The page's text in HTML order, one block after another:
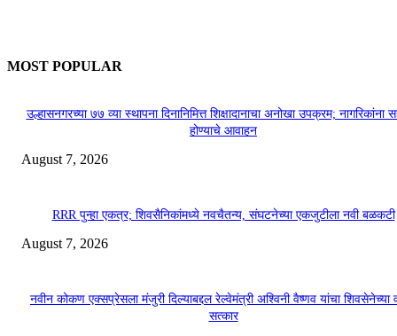
MOST POPULAR
उल्हासनगरच्या ७७ व्या स्थापना दिनानिमित्त शिक्षादानाचा अनोखा उपक्रम; नागरिकांना
होण्याचे आवाहन
August 7, 2026
RRR पुन्हा एकत्र; शिवसैनिकांमध्ये नवचैतन्य, संघटनेच्या एकजुटीला नवी बळकटी
August 7, 2026
नवीन कोकण एक्सप्रेसला मंजुरी दिल्याबद्दल रेल्वेमंत्री अश्विनी वैष्णव यांचा शिवसेनेच्या
सत्कार